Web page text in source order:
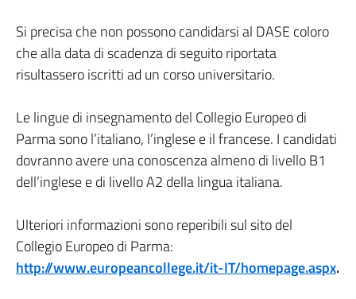
Si precisa che non possono candidarsi al DASE coloro
che alla data di scadenza di seguito riportata
risultassero iscritti ad un corso universitario.
Le lingue di insegnamento del Collegio Europeo di
Parma sono l’italiano, l’inglese e il francese. I candidati
dovranno avere una conoscenza almeno di livello B1
dell’inglese e di livello A2 della lingua italiana.
Ulteriori informazioni sono reperibili sul sito del
Collegio Europeo di Parma:
http://www.europeancollege.it/it-IT/homepage.aspx.